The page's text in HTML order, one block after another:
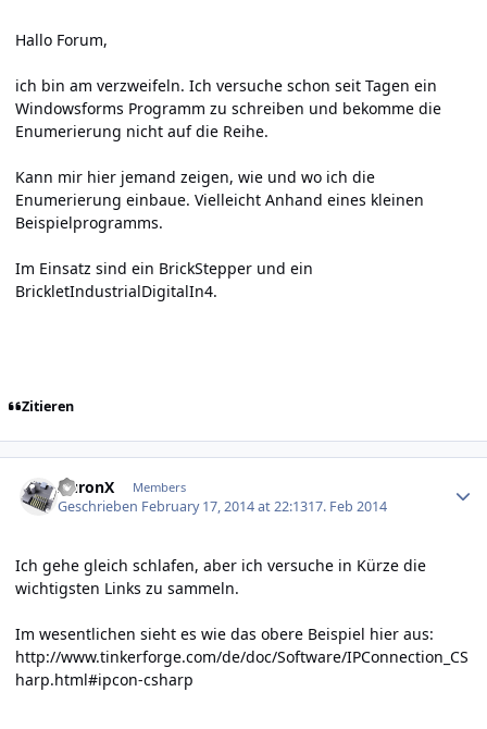
Hallo Forum,
ich bin am verzweifeln. Ich versuche schon seit Tagen ein
Windowsforms Programm zu schreiben und bekomme die
Enumerierung nicht auf die Reihe.
Kann mir hier jemand zeigen, wie und wo ich die
Enumerierung einbaue. Vielleicht Anhand eines kleinen
Beispielprogramms.
Im Einsatz sind ein BrickStepper und ein
BrickletIndustrialDigitalIn4.
Zitieren
AuronX Members
Geschrieben February 17, 2014 at 22:1317. Feb 2014
Ich gehe gleich schlafen, aber ich versuche in Kürze die
wichtigsten Links zu sammeln.
Im wesentlichen sieht es wie das obere Beispiel hier aus:
http://www.tinkerforge.com/de/doc/Software/IPConnection_CS
harp.html#ipcon-csharp